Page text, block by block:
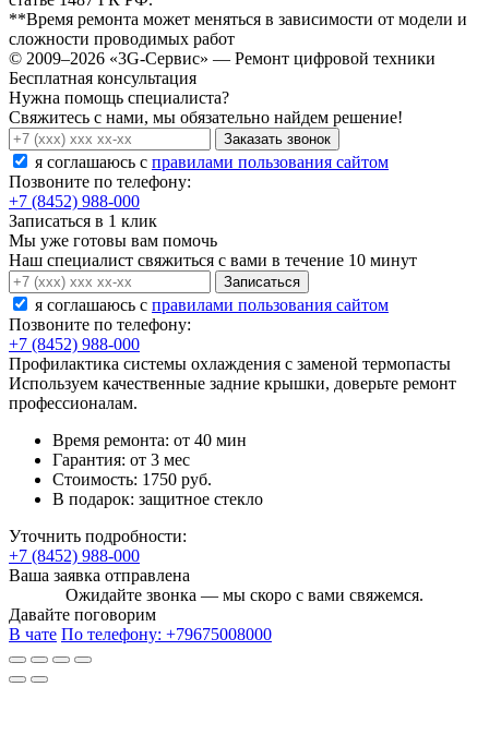
**Время ремонта может меняться в зависимости от модели и
сложности проводимых работ
© 2009–2026 «3G-Сервис» — Ремонт цифровой техники
Бесплатная консультация
Нужна помощь специалиста?
Свяжитесь с нами, мы обязательно найдем решение!
Заказать звонок
я соглашаюсь c правилами пользования сайтом
Позвоните по телефону:
+7 (8452) 988-000
Записаться в 1 клик
Мы уже готовы вам помочь
Наш специалист свяжиться с вами в течение 10 минут
Записаться
я соглашаюсь c правилами пользования сайтом
Позвоните по телефону:
+7 (8452) 988-000
Профилактика системы охлаждения с заменой термопасты
Используем качественные задние крышки, доверьте ремонт
профессионалам.
Время ремонта: от 40 мин
Гарантия: от 3 мес
Стоимость: 1750 руб.
В подарок: защитное стекло
Уточнить подробности:
+7 (8452) 988-000
Ваша заявка отправлена
Ожидайте звонка — мы скоро с вами свяжемся.
Давайте поговорим
В чате По телефону: +79675008000